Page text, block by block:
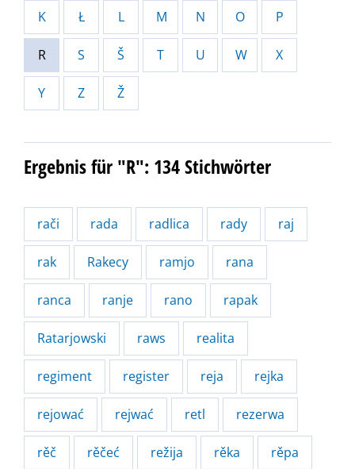
K Ł L M N O P
R S Š T U W X
Y Z Ž
Ergebnis für "R": 134 Stichwörter
rači rada radlica rady raj
rak Rakecy ramjo rana
ranca ranje rano rapak
Ratarjowski raws realita
regiment register reja rejka
rejować rejwać retl rezerwa
rěč rěčeć režija rěka rěpa